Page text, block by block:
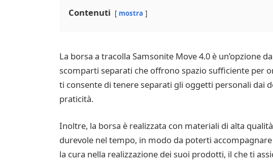
Contenuti mostra
La borsa a tracolla Samsonite Move 4.0 è un’opzione
scomparti separati che offrono spazio sufficiente per
ti consente di tenere separati gli oggetti personali dai
praticità.
Inoltre, la borsa è realizzata con materiali di alta
durevole nel tempo, in modo da poterti
la cura nella realizzazione dei suoi prodotti, il che ti